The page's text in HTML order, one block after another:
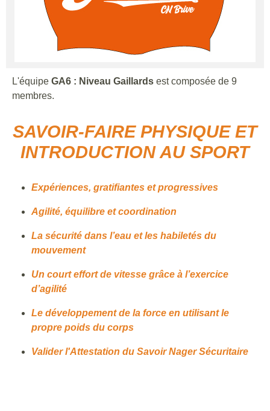
L'équipe GA6 : Niveau Gaillards est composée de 9
membres.
SAVOIR-FAIRE PHYSIQUE ET
INTRODUCTION AU SPORT
Expériences, gratifiantes et progressives
Agilité, équilibre et coordination
La sécurité dans l’eau et les habiletés du
mouvement
Un court effort de vitesse grâce à l’exercice
d’agilité
Le développement de la force en utilisant le
propre poids du corps
Valider l'Attestation du Savoir Nager Sécuritaire